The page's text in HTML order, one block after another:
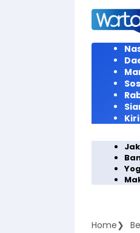
Langsung
konten
Home